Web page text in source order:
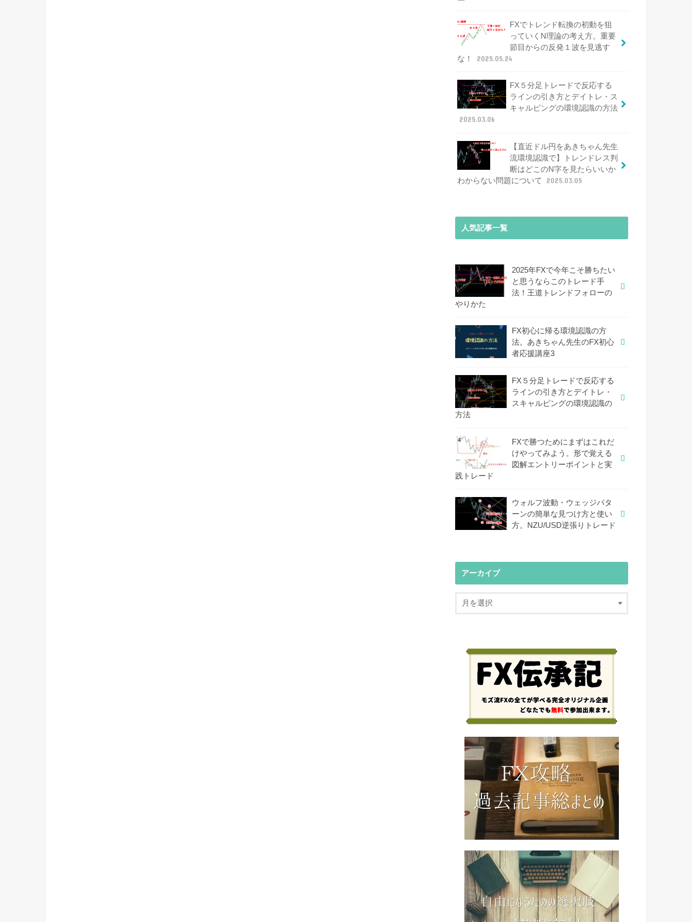
FXでトレンド転換の初動を狙
っていくN理論の考え方。重要
節目からの反発１波を見逃す
な！
2025.05.24
FX５分足トレードで反応する
ラインの引き方とデイトレ・ス
キャルピングの環境認識の方法
2025.03.06
【直近ドル円をあきちゃん先生
流環境認識で】トレンドレス判
断はどこのN字を見たらいいか
わからない問題について
2025.03.05
人気記事一覧
2025年FXで今年こそ勝ちたい
と思うならこのトレード手
法！王道トレンドフォローの
やりかた
FX初心に帰る環境認識の方
法。あきちゃん先生のFX初心
者応援講座3
FX５分足トレードで反応する
ラインの引き方とデイトレ・
スキャルピングの環境認識の
方法
FXで勝つためにまずはこれだ
けやってみよう。形で覚える
図解エントリーポイントと実
践トレード
ウォルフ波動・ウェッジパタ
ーンの簡単な見つけ方と使い
方。NZU/USD逆張りトレード
アーカイブ